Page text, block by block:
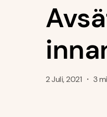
2 Juli, 2021 ・ 3